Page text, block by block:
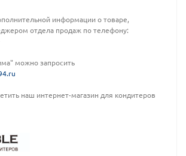
информации о товаре,
отдела продаж по телефону:
можно запросить
наш интернет-магазин для кондитеров